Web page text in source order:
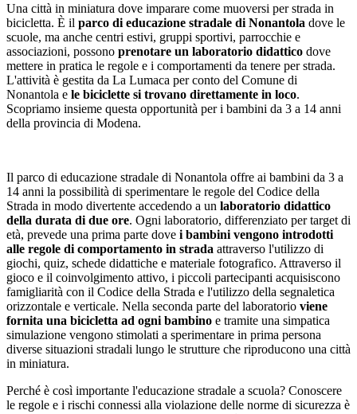
Una città in miniatura dove imparare come muoversi per strada in
bicicletta. È il parco di educazione stradale di Nonantola dove le
scuole, ma anche centri estivi, gruppi sportivi, parrocchie e
associazioni, possono prenotare un laboratorio didattico dove
mettere in pratica le regole e i comportamenti da tenere per strada.
L'attività è gestita da La Lumaca per conto del Comune di
Nonantola e le biciclette si trovano direttamente in loco.
Scopriamo insieme questa opportunità per i bambini da 3 a 14 anni
della provincia di Modena.
Il parco di educazione stradale di Nonantola offre ai bambini da 3 a
14 anni la possibilità di sperimentare le regole del Codice della
Strada in modo divertente accedendo a un laboratorio didattico
della durata di due ore. Ogni laboratorio, differenziato per target di
età, prevede una prima parte dove i bambini vengono introdotti
alle regole di comportamento in strada attraverso l'utilizzo di
giochi, quiz, schede didattiche e materiale fotografico. Attraverso il
gioco e il coinvolgimento attivo, i piccoli partecipanti acquisiscono
famigliarità con il Codice della Strada e l'utilizzo della segnaletica
orizzontale e verticale. Nella seconda parte del laboratorio viene
fornita una bicicletta ad ogni bambino e tramite una simpatica
simulazione vengono stimolati a sperimentare in prima persona
diverse situazioni stradali lungo le strutture che riproducono una città
in miniatura.
Perché è così importante l'educazione stradale a scuola? Conoscere
le regole e i rischi connessi alla violazione delle norme di sicurezza è